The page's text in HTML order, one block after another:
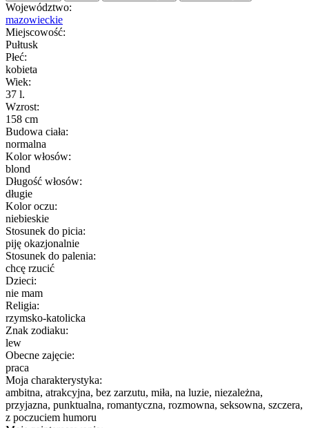
Województwo:
mazowieckie
Miejscowość:
Pułtusk
Płeć:
kobieta
Wiek:
37 l.
Wzrost:
158 cm
Budowa ciała:
normalna
Kolor włosów:
blond
Długość włosów:
długie
Kolor oczu:
niebieskie
Stosunek do picia:
piję okazjonalnie
Stosunek do palenia:
chcę rzucić
Dzieci:
nie mam
Religia:
rzymsko-katolicka
Znak zodiaku:
lew
Obecne zajęcie:
praca
Moja charakterystyka:
ambitna, atrakcyjna, bez zarzutu, miła, na luzie, niezależna,
przyjazna, punktualna, romantyczna, rozmowna, seksowna, szczera,
z poczuciem humoru